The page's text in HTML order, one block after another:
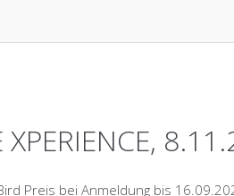
Preis bei Anmeldung bis